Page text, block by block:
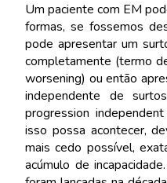
Um paciente com EM
formas, se fossemos
pode apresentar um
completamente (termo
worsening) ou então
independente de
progression
isso possa acontecer,
mais cedo possível,
acúmulo de